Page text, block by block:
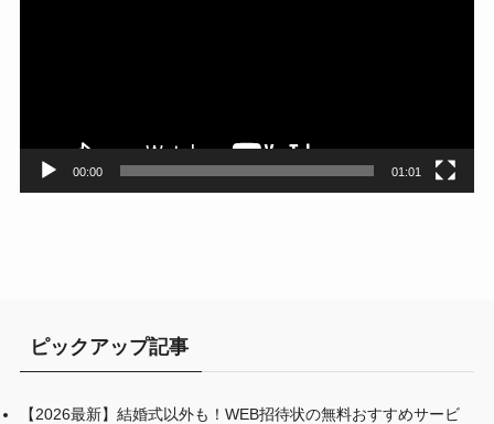
00:00 01:01
ピックアップ記事
【2026最新】結婚式以外も！WEB招待状の無料おすすめサービ